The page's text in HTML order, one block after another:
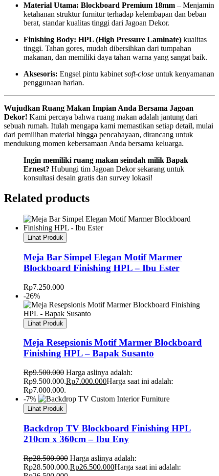
Material Utama: Blockboard Premium 18mm – Menjamin
ketahanan struktur furnitur terhadap kelembapan dan beban
berat, standar kualitas tinggi dari Jagoan Dekor.
Finishing Body: HPL (High Pressure Laminate) kualitas
tinggi. Tahan gores, mudah dibersihkan dari tumpahan
makanan, dan memiliki daya tahan warna yang sangat baik.
Aksesoris: Engsel pintu kabinet soft-close untuk kenyamanan
penggunaan harian.
Wujudkan Ruang Makan Impian Anda Bersama Jagoan
Dekor! Kami percaya bahwa ruang makan adalah jantung dari
sebuah rumah. Itulah mengapa kami memastikan setiap detail, mulai
dari pemilihan material hingga pencahayaan, dirancang untuk
mendukung momen kebersamaan Anda bersama keluarga.
Ingin memiliki ruang makan seindah milik Bapak
Ernest? Hubungi tim Jagoan Dekor sekarang untuk
konsultasi desain gratis dan survey lokasi!
Related products
Lihat Produk
Meja Bar Simpel Elegan Motif Marmer
Blockboard Finishing HPL – Ibu Ester
Rp7.250.000
-26%
Lihat Produk
Meja Resepsionis Motif Marmer Blockboard
Finishing HPL – Bapak Susanto
Rp9.500.000 Harga aslinya adalah:
Rp9.500.000.Rp7.000.000Harga saat ini adalah:
Rp7.000.000.
-7%
Lihat Produk
Backdrop TV Blockboard Finishing HPL
210cm x 360cm – Ibu Eny
Rp28.500.000 Harga aslinya adalah:
Rp28.500.000.Rp26.500.000Harga saat ini adalah: